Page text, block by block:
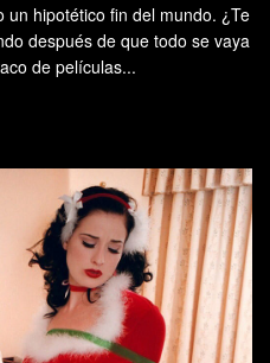
hipotético fin del mundo. ¿Te
después de que todo se vaya
de películas...